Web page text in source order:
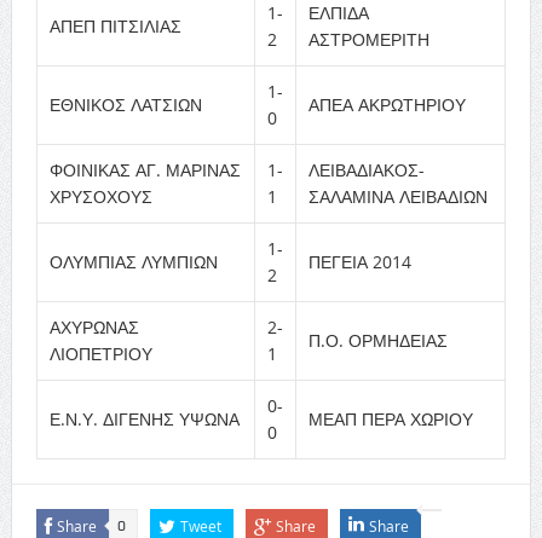
ΑΠΕΠ ΠΙΤΣΙΛΙΑΣ
1-
2
ΕΛΠΙΔΑ
ΑΣΤΡΟΜΕΡΙΤΗ
ΕΘΝΙΚΟΣ ΛΑΤΣΙΩΝ
1-
0
ΑΠΕΑ ΑΚΡΩΤΗΡΙΟΥ
ΦΟΙΝΙΚΑΣ ΑΓ. ΜΑΡΙΝΑΣ
ΧΡΥΣΟΧΟΥΣ
1-
1
ΛΕΙΒΑΔΙΑΚΟΣ-
ΣΑΛΑΜΙΝΑ ΛΕΙΒΑΔΙΩΝ
ΟΛΥΜΠΙΑΣ ΛΥΜΠΙΩΝ
1-
2
ΠΕΓΕΙΑ 2014
ΑΧΥΡΩΝΑΣ
ΛΙΟΠΕΤΡΙΟΥ
2-
1
Π.Ο. ΟΡΜΗΔΕΙΑΣ
Ε.Ν.Υ. ΔΙΓΕΝΗΣ ΥΨΩΝΑ
0-
0
ΜΕΑΠ ΠΕΡΑ ΧΩΡΙΟΥ
Share 0 Tweet Share Share